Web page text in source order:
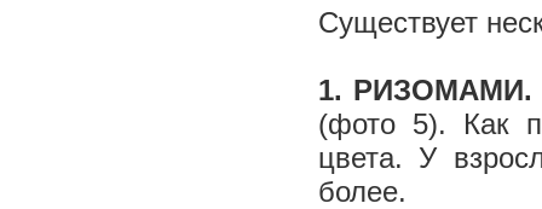
Существует
1. РИЗОМАМИ.
(фото 5). Как
цвета. У
более.